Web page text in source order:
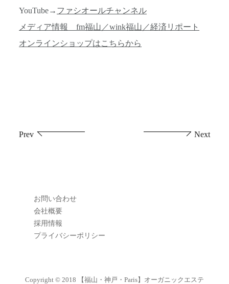
YouTube→ ファシオールチャンネル
メディア情報 fm福山／wink福山／経済リポート
オンラインショップはこちらから
Prev Next
お問い合わせ
会社概要
採用情報
プライバシーポリシー
Copyright © 2018 【福山・神戸・Paris】オーガニックエステ